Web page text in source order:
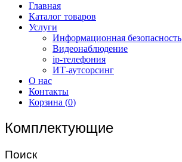
Главная
Каталог товаров
Услуги
Информационная безопасность
Видеонаблюдение
ip-телефония
ИТ-аутсорсинг
О нас
Контакты
Корзина (0)
Комплектующие
Поиск